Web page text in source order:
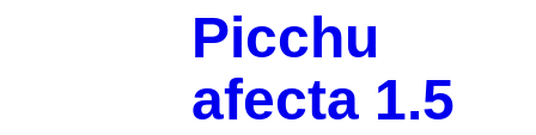
Picchu
afecta 1.5